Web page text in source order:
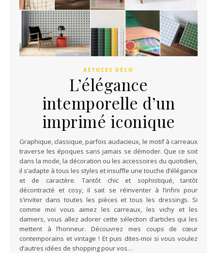
ASTUCES DÉCO
L’élégance
intemporelle d’un
imprimé iconique
Graphique, classique, parfois audacieux, le motif à carreaux
traverse les époques sans jamais se démoder. Que ce soit
dans la mode, la décoration ou les accessoires du quotidien,
il s’adapte à tous les styles et insuffle une touche d’élégance
et de caractère. Tantôt chic et sophistiqué, tantôt
décontracté et cosy, il sait se réinventer à l’infini pour
s’inviter dans toutes les pièces et tous les dressings. Si
comme moi vous aimez les carreaux, les vichy et les
damiers, vous allez adorer cette sélection d’articles qui les
mettent à l’honneur. Découvrez mes coups de cœur
contemporains et vintage ! Et puis dites-moi si vous voulez
d’autres idées de shopping pour vos…